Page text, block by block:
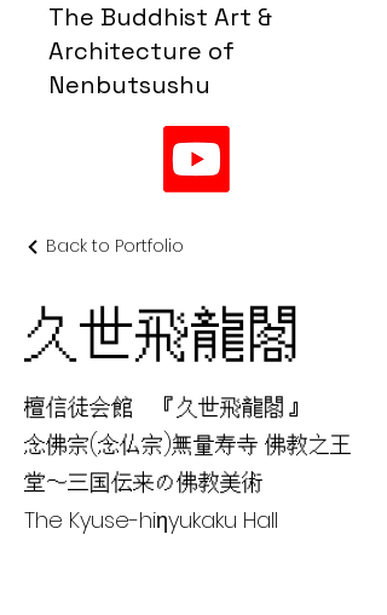
The Buddhist Art &
Architecture of
Nenbutsushu
Back to Portfolio
久世飛龍閣
檀信徒会館 『久世飛龍閣』
念佛宗(念仏宗)無量寿寺 佛教之王
堂〜三国伝来の佛教美術
The Kyuse-hiηyukaku Hall